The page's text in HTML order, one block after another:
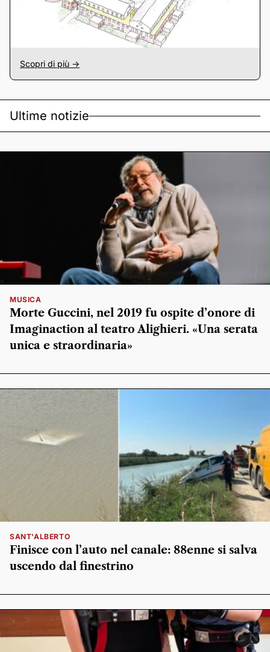
Scopri di più ->
Ultime notizie
MUSICA
Morte Guccini, nel 2019 fu ospite d’onore di
Imaginaction al teatro Alighieri. «Una serata
unica e straordinaria»
SANT'ALBERTO
Finisce con l’auto nel canale: 88enne si salva
uscendo dal finestrino